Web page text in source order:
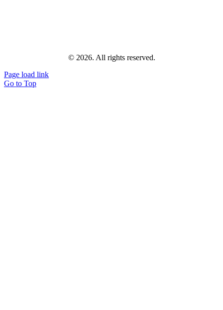
© 2026. All rights reserved.
Page load link
Go to Top